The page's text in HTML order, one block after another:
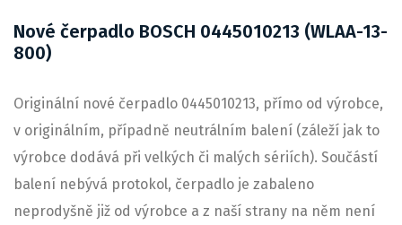
Nové čerpadlo BOSCH 0445010213 (WLAA-13-
800)
Originální nové čerpadlo 0445010213, přímo od výrobce,
v originálním, případně neutrálním balení (záleží jak to
výrobce dodává při velkých či malých sériích). Součástí
balení nebývá protokol, čerpadlo je zabaleno
neprodyšně již od výrobce a z naší strany na něm není